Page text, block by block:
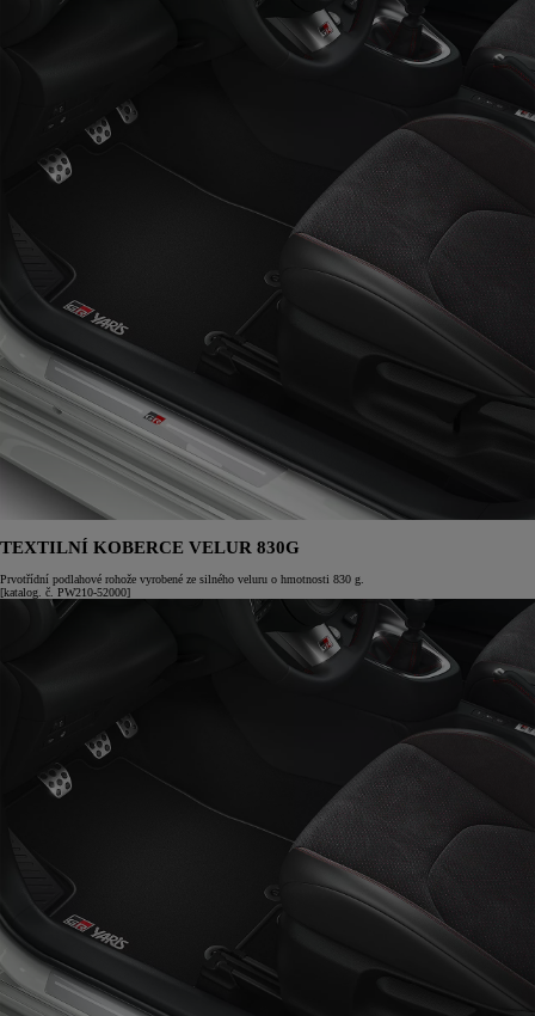
TEXTILNÍ KOBERCE VELUR 830G
Prvotřídní podlahové rohože vyrobené ze silného veluru o hmotnosti 830 g.
[katalog. č. PW210-52000]